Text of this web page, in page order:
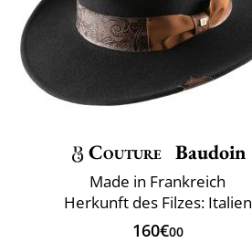
Couture Baudoin
Made in Frankreich
Herkunft des Filzes: Italien
160€00